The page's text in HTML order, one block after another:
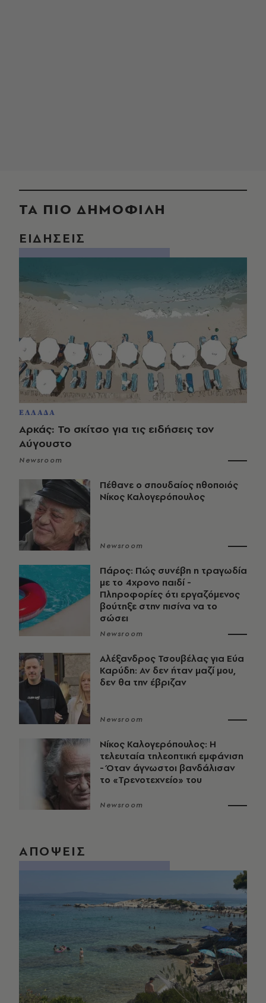
ΤΑ ΠΙΟ ΔΗΜΟΦΙΛΗ
ΕΙΔΗΣΕΙΣ
ΕΛΛΑΔΑ
Αρκάς: Το σκίτσο για τις ειδήσεις τον
Αύγουστο
Newsroom
Πέθανε ο σπουδαίος ηθοποιός
Νίκος Καλογερόπουλος
Newsroom
Πάρος: Πώς συνέβη η τραγωδία
με το 4χρονο παιδί -
Πληροφορίες ότι εργαζόμενος
βούτηξε στην πισίνα να το
σώσει
Newsroom
Αλέξανδρος Τσουβέλας για Εύα
Καρύδη: Αν δεν ήταν μαζί μου,
δεν θα την έβριζαν
Newsroom
Νίκος Καλογερόπουλος: Η
τελευταία τηλεοπτική εμφάνιση
- Όταν άγνωστοι βανδάλισαν
το «Τρενοτεχνείο» του
Newsroom
ΑΠΟΨΕΙΣ